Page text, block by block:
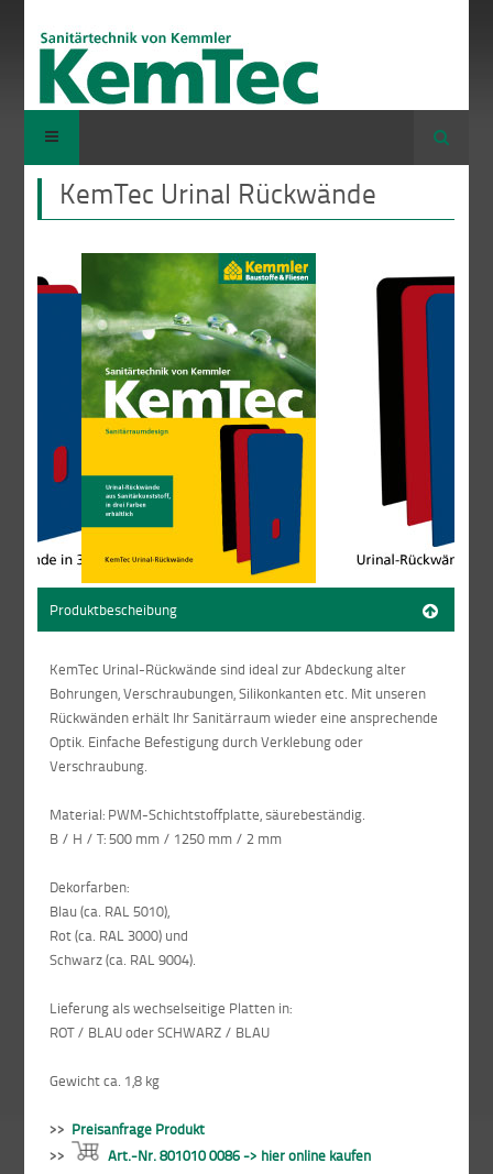
Suche
KemTec Urinal Rückwände
Produktbescheibung
KemTec Urinal-Rückwände sind ideal zur Abdeckung alter
Bohrungen, Verschraubungen, Silikonkanten etc. Mit unseren
Rückwänden erhält Ihr Sanitärraum wieder eine ansprechende
Optik. Einfache Befestigung durch Verklebung oder
Verschraubung.
Material: PWM-Schichtstoffplatte, säurebeständig.
B / H / T: 500 mm / 1250 mm / 2 mm
Dekorfarben:
Blau (ca. RAL 5010),
Rot (ca. RAL 3000) und
Schwarz (ca. RAL 9004).
Lieferung als wechselseitige Platten in:
ROT / BLAU oder SCHWARZ / BLAU
Gewicht ca. 1,8 kg
>> Preisanfrage Produkt
>>
Art.-Nr. 801010 0086 -> hier online kaufen